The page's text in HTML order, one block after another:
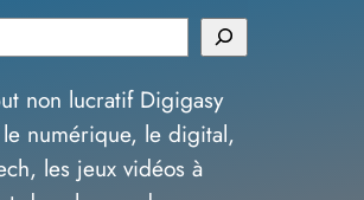
non lucratif Digigasy
numérique, le digital,
les jeux vidéos à